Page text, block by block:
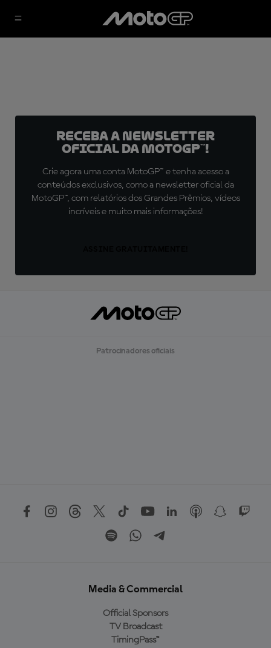
Receba a newsletter
oficial da MotoGP™!
Crie agora uma conta MotoGP™ e tenha acesso a
conteúdos exclusivos, como a newsletter oficial da
MotoGP™, com relatórios dos Grandes Prêmios, vídeos
incríveis e muito mais informações!
Patrocinadores oficiais
Media & Commercial
Official Sponsors
TV Broadcast
TimingPass™